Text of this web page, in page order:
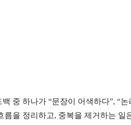
중 하나가 “문장이 어색하다”, “
을 정리하고, 중복을 제거하는 일